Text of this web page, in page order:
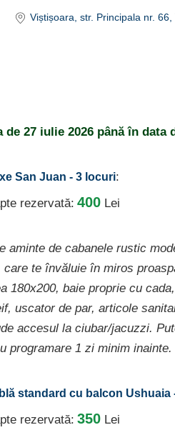
Viștișoara, str. Principala nr.
de 27 iulie 2026 până în data
San Juan - 3 locuri:
rezervată: 400 Lei
aminte de cabanele rustic
te învăluie în miros
180x200, baie proprie cu
uscator de par, articole
accesul la ciubar/jacuzzi.
programare 1 zi minim inainte.
standard cu balcon Ushuaia
rezervată: 350 Lei